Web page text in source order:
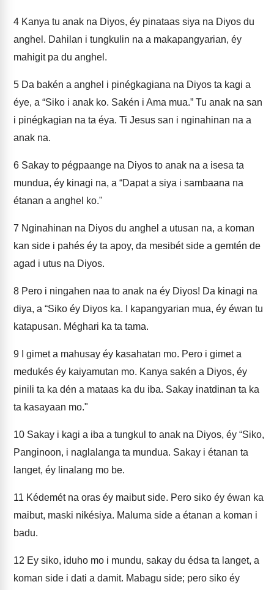
4 Kanya tu anak na Diyos, éy pinataas siya na Diyos du
anghel. Dahilan i tungkulin na a makapangyarian, éy
mahigit pa du anghel.
5 Da bakén a anghel i pinégkagiana na Diyos ta kagi a
éye, a “Siko i anak ko. Sakén i Ama mua.” Tu anak na san
i pinégkagian na ta éya. Ti Jesus san i nginahinan na a
anak na.
6 Sakay to pégpaange na Diyos to anak na a isesa ta
mundua, éy kinagi na, a “Dapat a siya i sambaana na
étanan a anghel ko."
7 Nginahinan na Diyos du anghel a utusan na, a koman
kan side i pahés éy ta apoy, da mesibét side a gemtén de
agad i utus na Diyos.
8 Pero i ningahen naa to anak na éy Diyos! Da kinagi na
diya, a “Siko éy Diyos ka. I kapangyarian mua, éy éwan tu
katapusan. Méghari ka ta tama.
9 I gimet a mahusay éy kasahatan mo. Pero i gimet a
medukés éy kaiyamutan mo. Kanya sakén a Diyos, éy
pinili ta ka dén a mataas ka du iba. Sakay inatdinan ta ka
ta kasayaan mo."
10 Sakay i kagi a iba a tungkul to anak na Diyos, éy “Siko,
Panginoon, i naglalanga ta mundua. Sakay i étanan ta
langet, éy linalang mo be.
11 Kédemét na oras éy maibut side. Pero siko éy éwan ka
maibut, maski nikésiya. Maluma side a étanan a koman i
badu.
12 Ey siko, iduho mo i mundu, sakay du édsa ta langet, a
koman side i dati a damit. Mabagu side; pero siko éy